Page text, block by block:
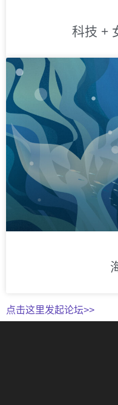
科技 +
点击这里发起论坛>>